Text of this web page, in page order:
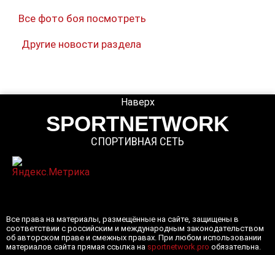
Все фото боя посмотреть
Другие новости раздела
SPORTNETWORK
СПОРТИВНАЯ СЕТЬ
Наверх
Все права на материалы, размещённые на сайте, защищены в
соответствии с российским и международным законодательством
об авторском праве и смежных правах. При любом использовании
материалов сайта прямая ссылка на sportnetwork.pro обязательна.